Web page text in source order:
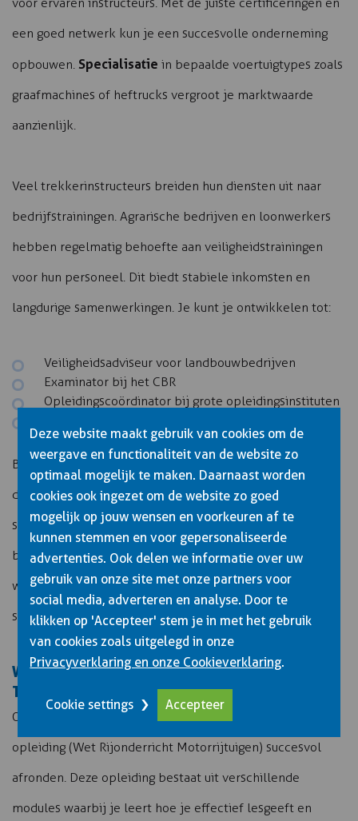
een goed netwerk kun je een succesvolle onderneming
opbouwen. Specialisatie in bepaalde voertuigtypes zoals
graafmachines of heftrucks vergroot je marktwaarde
aanzienlijk.
Veel trekkerinstructeurs breiden hun diensten uit naar
bedrijfstrainingen. Agrarische bedrijven en loonwerkers
hebben regelmatig behoefte aan veiligheidstrainingen
voor hun personeel. Dit biedt stabiele inkomsten en
langdurige samenwerkingen. Je kunt je ontwikkelen tot:
Veiligheidsadviseur voor landbouwbedrijven
Examinator bij het CBR
Opleidingscoördinator bij grote opleidingsinstituten
Bijscholingen en extra certificeringen openen nieuwe
deuren. Denk aan specialisaties in precision farming, GPS-
systemen of het lesgeven aan mensen met een
beperking. Deze extra kwalificaties maken je niet alleen
waardevoller voor werkgevers, maar stellen je ook in
staat hogere tarieven te vragen als zelfstandige.
WELKE OPLEIDING HEB JE NODIG OM
TREKKERINSTRUCTEUR TE WORDEN?
Om trekkerinstructeur te worden moet je eerst de WRM-
opleiding (Wet Rijonderricht Motorrijtuigen) succesvol
afronden. Deze opleiding bestaat uit verschillende
modules waarbij je leert hoe je effectief lesgeeft en
Deze website maakt gebruik van cookies om de
weergave en functionaliteit van de website zo
optimaal mogelijk te maken. Daarnaast worden
cookies ook ingezet om de website zo goed
mogelijk op jouw wensen en voorkeuren af te
kunnen stemmen en voor gepersonaliseerde
advertenties. Ook delen we informatie over uw
gebruik van onze site met onze partners voor
social media, adverteren en analyse. Door te
klikken op 'Accepteer' stem je in met het gebruik
van cookies zoals uitgelegd in onze
Privacyverklaring en onze Cookieverklaring.
Cookie settings Accepteer